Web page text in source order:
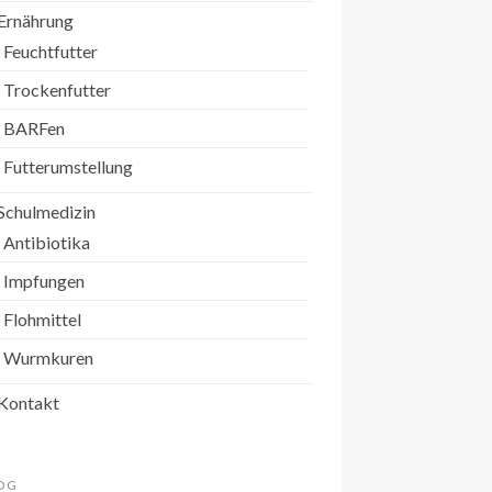
Feuchtfutter
Trockenfutter
BARFen
Futterumstellung
Antibiotika
Impfungen
Flohmittel
Wurmkuren